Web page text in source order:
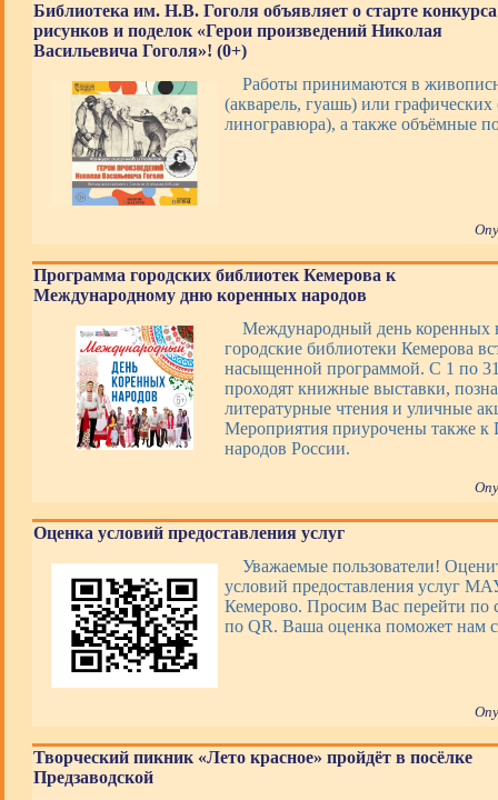
Библиотека им. Н.В. Гоголя объявляет о старте конкурса
рисунков и поделок «Герои произведений Николая
Васильевича Гоголя»! (0+)
Работы принимаются в
(акварель, гуашь) или
линогравюра), а также объёмные
Программа городских библиотек Кемерова к
Международному дню коренных народов
Международный день коренных
городские библиотеки Кемерова
насыщенной программой. С 1 по 31
проходят книжные выставки,
литературные чтения и уличные
Мероприятия приурочены также к
народов России.
Оценка условий предоставления услуг
Уважаемые пользователи!
условий предоставления услуг
Кемерово. Просим Вас перейти по
по QR. Ваша оценка поможет нам
Творческий пикник «Лето красное» пройдёт в посёлке
Предзаводской